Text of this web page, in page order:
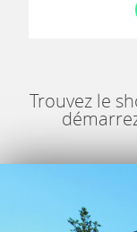
Trouvez le